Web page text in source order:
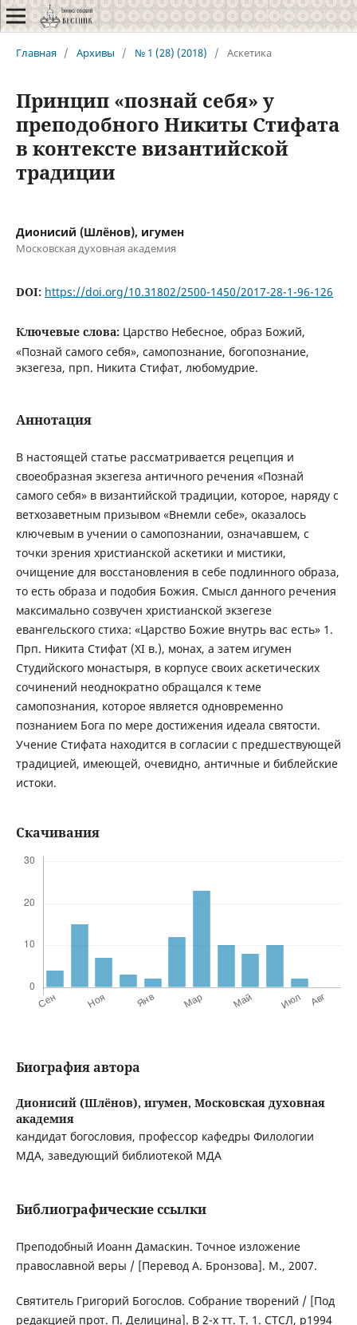
Главная / Архивы / № 1 (28) (2018) / Аскетика
Принцип «познай себя» у
преподобного Никиты Стифата
в контексте византийской
традиции
Дионисий (Шлёнов), игумен
Московская духовная академия
DOI: https://doi.org/10.31802/2500-1450/2017-28-1-96-126
Ключевые слова: Царство Небесное, образ Божий,
«Познай самого себя», самопознание, богопознание,
экзегеза, прп. Никита Стифат, любомудрие.
Аннотация
В настоящей статье рассматривается рецепция и
своеобразная экзегеза античного речения «Познай
самого себя» в византийской традиции, которое, наряду с
ветхозаветным призывом «Внемли себе», оказалось
ключевым в учении о самопознании, означавшем, с
точки зрения христианской аскетики и мистики,
очищение для восстановления в себе подлинного образа,
то есть образа и подобия Божия. Смысл данного речения
максимально созвучен христианской экзегезе
евангельского стиха: «Царство Божие внутрь вас есть» 1.
Прп. Никита Стифат (XI в.), монах, а затем игумен
Студийского монастыря, в корпусе своих аскетических
сочинений неоднократно обращался к теме
самопознания, которое является одновременно
познанием Бога по мере достижения идеала святости.
Учение Стифата находится в согласии с предшествующей
традицией, имеющей, очевидно, античные и библейские
истоки.
Скачивания
Биография автора
Дионисий (Шлёнов), игумен, Московская духовная
академия
кандидат богословия, профессор кафедры Филологии
МДА, заведующий библиотекой МДА
Библиографические ссылки
Преподобный Иоанн Дамаскин. Точное изложение
православной веры / [Перевод А. Бронзова]. М., 2007.
Святитель Григорий Богослов. Собрание творений / [Под
редакцией прот. П. Делицина]. В 2-х тт. Т. 1. СТСЛ, р1994